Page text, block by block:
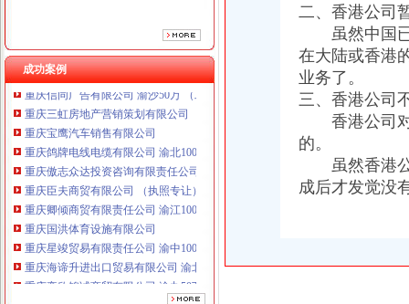
成功案例
重庆海谛升进出口贸易有限公司 渝北100万 （进出口权）
重庆奕欣锦诚商贸有限公司 渝九50万 （工商注册）
重庆信同广告有限公司 渝沙50万 （工商注册）
重庆三虹房地产营销策划有限公司
重庆宝鹰汽车销售有限公司
重庆鸽牌电线电缆有限公司 渝北10010万 (进出口权)
重庆傲志众达投资咨询有限责任公司 渝九1000万 （增资）
重庆臣夫商贸有限公司 （执照专让）
重庆卿倾商贸有限责任公司 渝江100万 （工商注册）
重庆国洪体育设施有限公司
重庆星竣贸易有限责任公司 渝中100万 （进出口权）
重庆海谛升进出口贸易有限公司 渝北100万 （进出口权）
重庆奕欣锦诚商贸有限公司 渝九50万 （工商注册）
重庆信同广告有限公司 渝沙50万 （工商注册）
二、香港公司
虽然中国已
在大陆或香港
业务了。
三、香港公司
香港公司对
的。
虽然香港公
成后才发觉没